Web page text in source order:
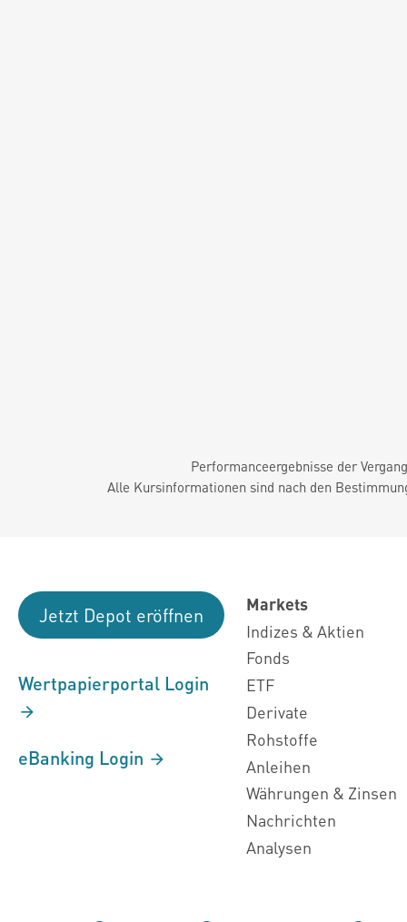
Performanceergebnisse der
Alle Kursinformationen sind nach den
Jetzt Depot eröffnen
Wertpapierportal Login
eBanking Login
Markets
Indizes & Aktien
Fonds
ETF
Derivate
Rohstoffe
Anleihen
Währungen & Zinsen
Nachrichten
Analysen